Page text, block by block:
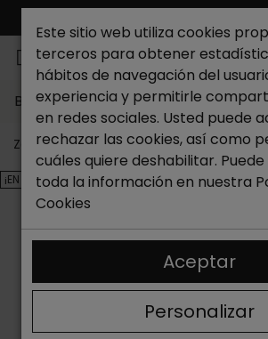
Buscar...
Zapateria Catchalot Outlet zapatos
¡EN OFERTA!
Este sitio web utiliza cookies
terceros para obtener
hábitos de navegación del
experiencia y permitirle
en redes sociales. Usted puede
rechazar las cookies, así como
cuáles quiere deshabilitar.
toda la información en nuestra
Cookies
Personalizar
Aceptar